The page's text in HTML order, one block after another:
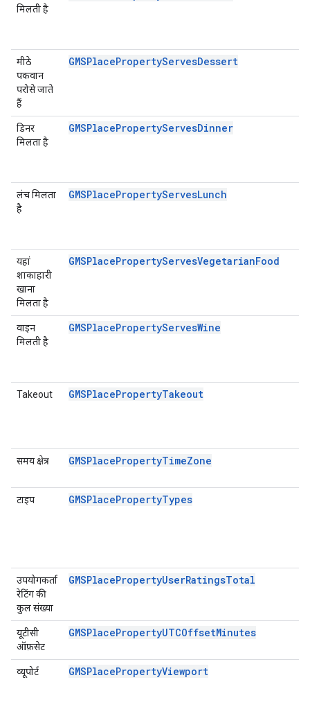
मिलती है
मीठे
पकवान
परोसे जाते
हैं
GMSPlacePropertyServesDessert
डिनर
मिलता है
GMSPlacePropertyServesDinner
लंच मिलता
है
GMSPlacePropertyServesLunch
यहां
शाकाहारी
खाना
मिलता है
GMSPlacePropertyServesVegetarianFood
वाइन
मिलती है
GMSPlacePropertyServesWine
Takeout GMSPlacePropertyTakeout
समय क्षेत्र GMSPlacePropertyTimeZone
टाइप GMSPlacePropertyTypes
उपयोगकर्ता
रेटिंग की
कुल संख्या
GMSPlacePropertyUserRatingsTotal
यूटीसी
ऑफ़सेट
GMSPlacePropertyUTCOffsetMinutes
व्यूपोर्ट GMSPlacePropertyViewport